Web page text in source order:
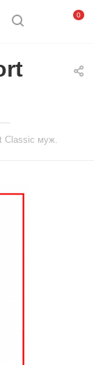
0
—
Classic муж.